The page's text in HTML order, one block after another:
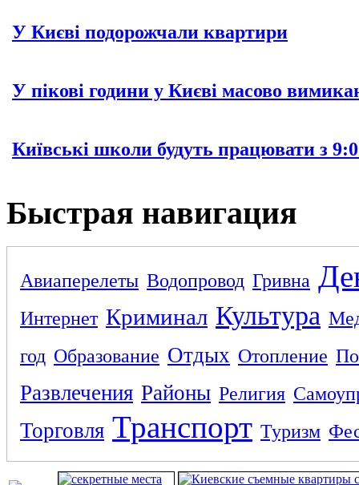
У Києві подорожчали квартири
У пікові години у Києві масово
Київські школи будуть працювати з
Быстрая навигация
Авиаперелеты Водопровод Гривна
Интернет Криминал Культура
год Образование Отдых Отопление
Развлечения Районы Религия
Торговля Транспорт Туризм